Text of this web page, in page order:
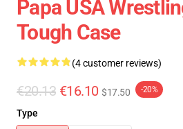
Papa USA
Tough Case
(4 customer reviews)
€20.13 €16.10 $17.50 -20%
Type